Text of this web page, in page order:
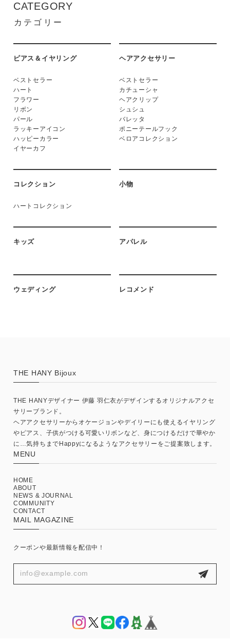
CATEGORY
カテゴリー
ピアス＆イヤリング
ベストセラー
ハート
フラワー
リボン
パール
ラッキーアイコン
ハッピーカラー
イヤーカフ
ヘアアクセサリー
ベストセラー
カチューシャ
ヘアクリップ
シュシュ
バレッタ
ポニーテールフック
ベロアコレクション
コレクション
ハートコレクション
小物
キッズ アパレル
ウェディング レコメンド
THE HANY Bijoux
THE HANYデザイナー 伊藤 羽仁衣がデザインするオリジナルアクセ
サリーブランド。
ヘアアクセサリーからオケージョンやデイリーにも使えるイヤリング
やピアス、子供がつける可愛いリボンなど、身につけるだけで華やか
に…気持ちまでHappyになるようなアクセサリーをご提案致します。
MENU
HOME
ABOUT
NEWS & JOURNAL
COMMUNITY
CONTACT
MAIL MAGAZINE
クーポンや最新情報を配信中！